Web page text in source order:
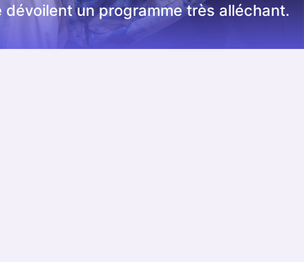
un programme très alléchant.